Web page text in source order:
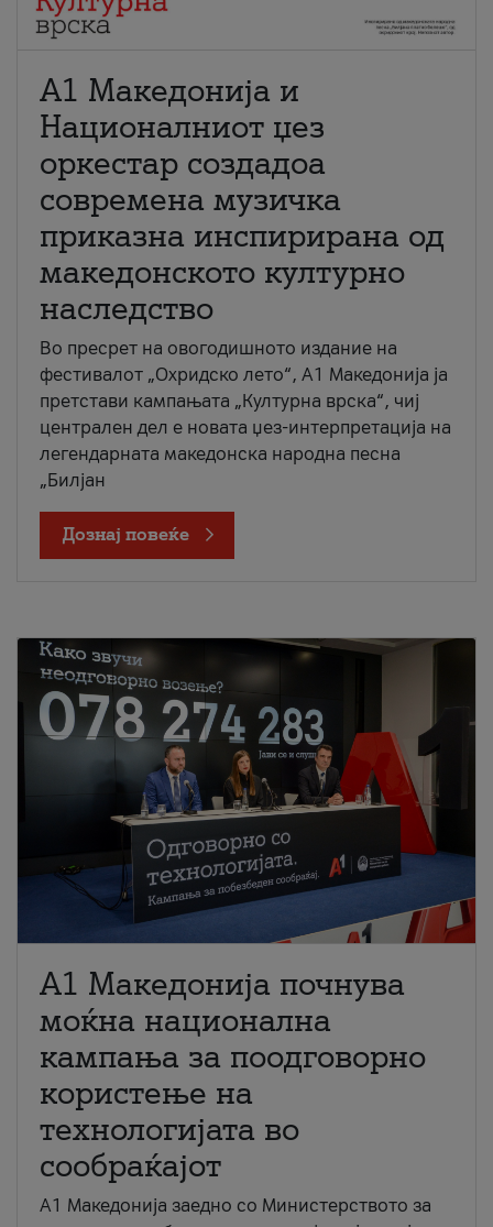
А1 Македонија и
Националниот џез
оркестар создадоа
современа музичка
приказна инспирирана од
македонското културно
наследство
Во пресрет на овогодишното издание на
фестивалот „Охридско лето“, А1 Македонија ја
претстави кампањата „Културна врска“, чиј
централен дел е новата џез-интерпретација на
легендарната македонска народна песна
„Билјан
Дознај повеќе
A1 Македонија почнува
моќна национална
кампања за поодговорно
користење на
технологијата во
сообраќајот
A1 Македонија заедно со Министерството за